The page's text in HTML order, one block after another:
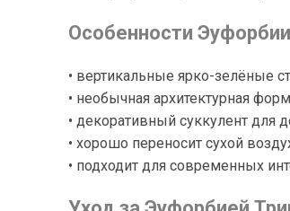
Особенности
• вертикальные ярко-зелёные
• необычная архитектурная
• декоративный суккулент для
• хорошо переносит сухой
• подходит для современных